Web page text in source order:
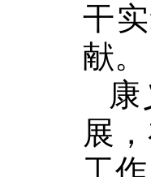
干
献。
展